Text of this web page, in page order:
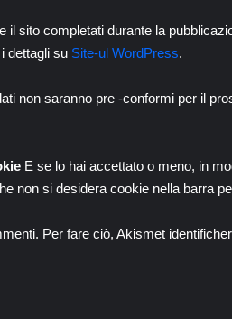
il sito completati durante la
dettagli su Site-ul WordPress.
non saranno pre -conformi per il
E se lo hai accettato o meno, in
non si desidera cookie nella barra
Per fare ciò, Akismet